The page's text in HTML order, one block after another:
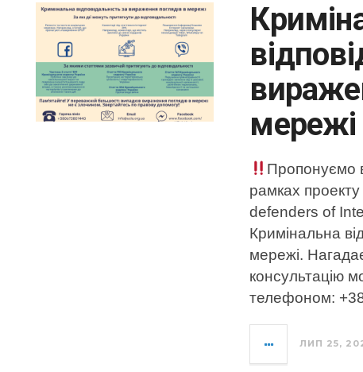
мережі
Пропонуємо
рамках
defenders of
Кримінальна
мережі.
консультацію
телефоном:
ЛИП 25,